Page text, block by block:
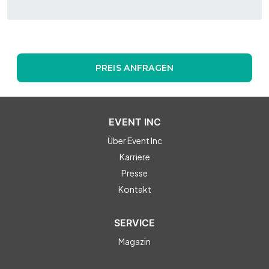
PREIS ANFRAGEN
EVENT INC
Über Event Inc
Karriere
Presse
Kontakt
SERVICE
Magazin